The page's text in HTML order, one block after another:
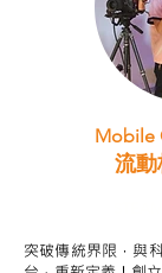
Mobile
流
突破傳統界限，與